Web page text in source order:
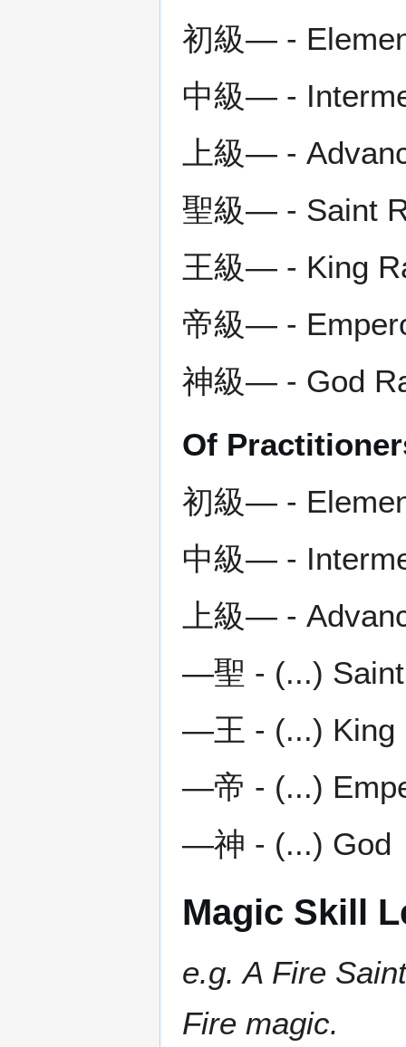
初級― -
中級― -
上級― -
聖級― - Saint
王級― - King
帝級― -
神級― - God
Of
初級― -
中級― -
上級― -
―聖 - (...) Saint
―王 - (...) King
―帝 - (...)
―神 - (...) God
Magic Skill
e.g. A Fire
Fire magic.